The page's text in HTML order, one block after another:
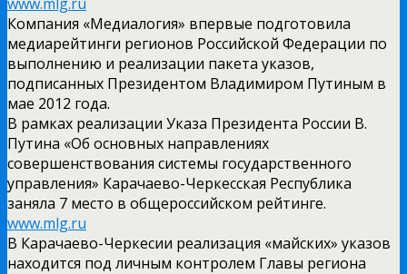
Компания «Медиалогия» впервые подготовила
медиарейтинги регионов Российской Федерации по
выполнению и реализации пакета указов,
подписанных Президентом Владимиром Путиным в
мае 2012 года.
В рамках реализации Указа Президента России В.
Путина «Об основных направлениях
совершенствования системы государственного
управления» Карачаево-Черкесская Республика
заняла 7 место в общероссийском рейтинге.
www.mlg.ru
В Карачаево-Черкесии реализация «майских» указов
находится под личным контролем Главы региона